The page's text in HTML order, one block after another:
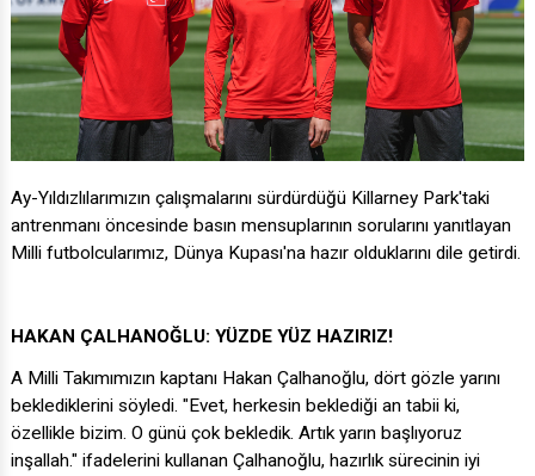
Ay-Yıldızlılarımızın çalışmalarını sürdürdüğü Killarney Park'taki
antrenmanı öncesinde basın mensuplarının sorularını yanıtlayan
Milli futbolcularımız, Dünya Kupası'na hazır olduklarını dile getirdi.
HAKAN ÇALHANOĞLU: YÜZDE YÜZ HAZIRIZ!
A Milli Takımımızın kaptanı Hakan Çalhanoğlu, dört gözle yarını
beklediklerini söyledi. "Evet, herkesin beklediği an tabii ki,
özellikle bizim. O günü çok bekledik. Artık yarın başlıyoruz
inşallah." ifadelerini kullanan Çalhanoğlu, hazırlık sürecinin iyi